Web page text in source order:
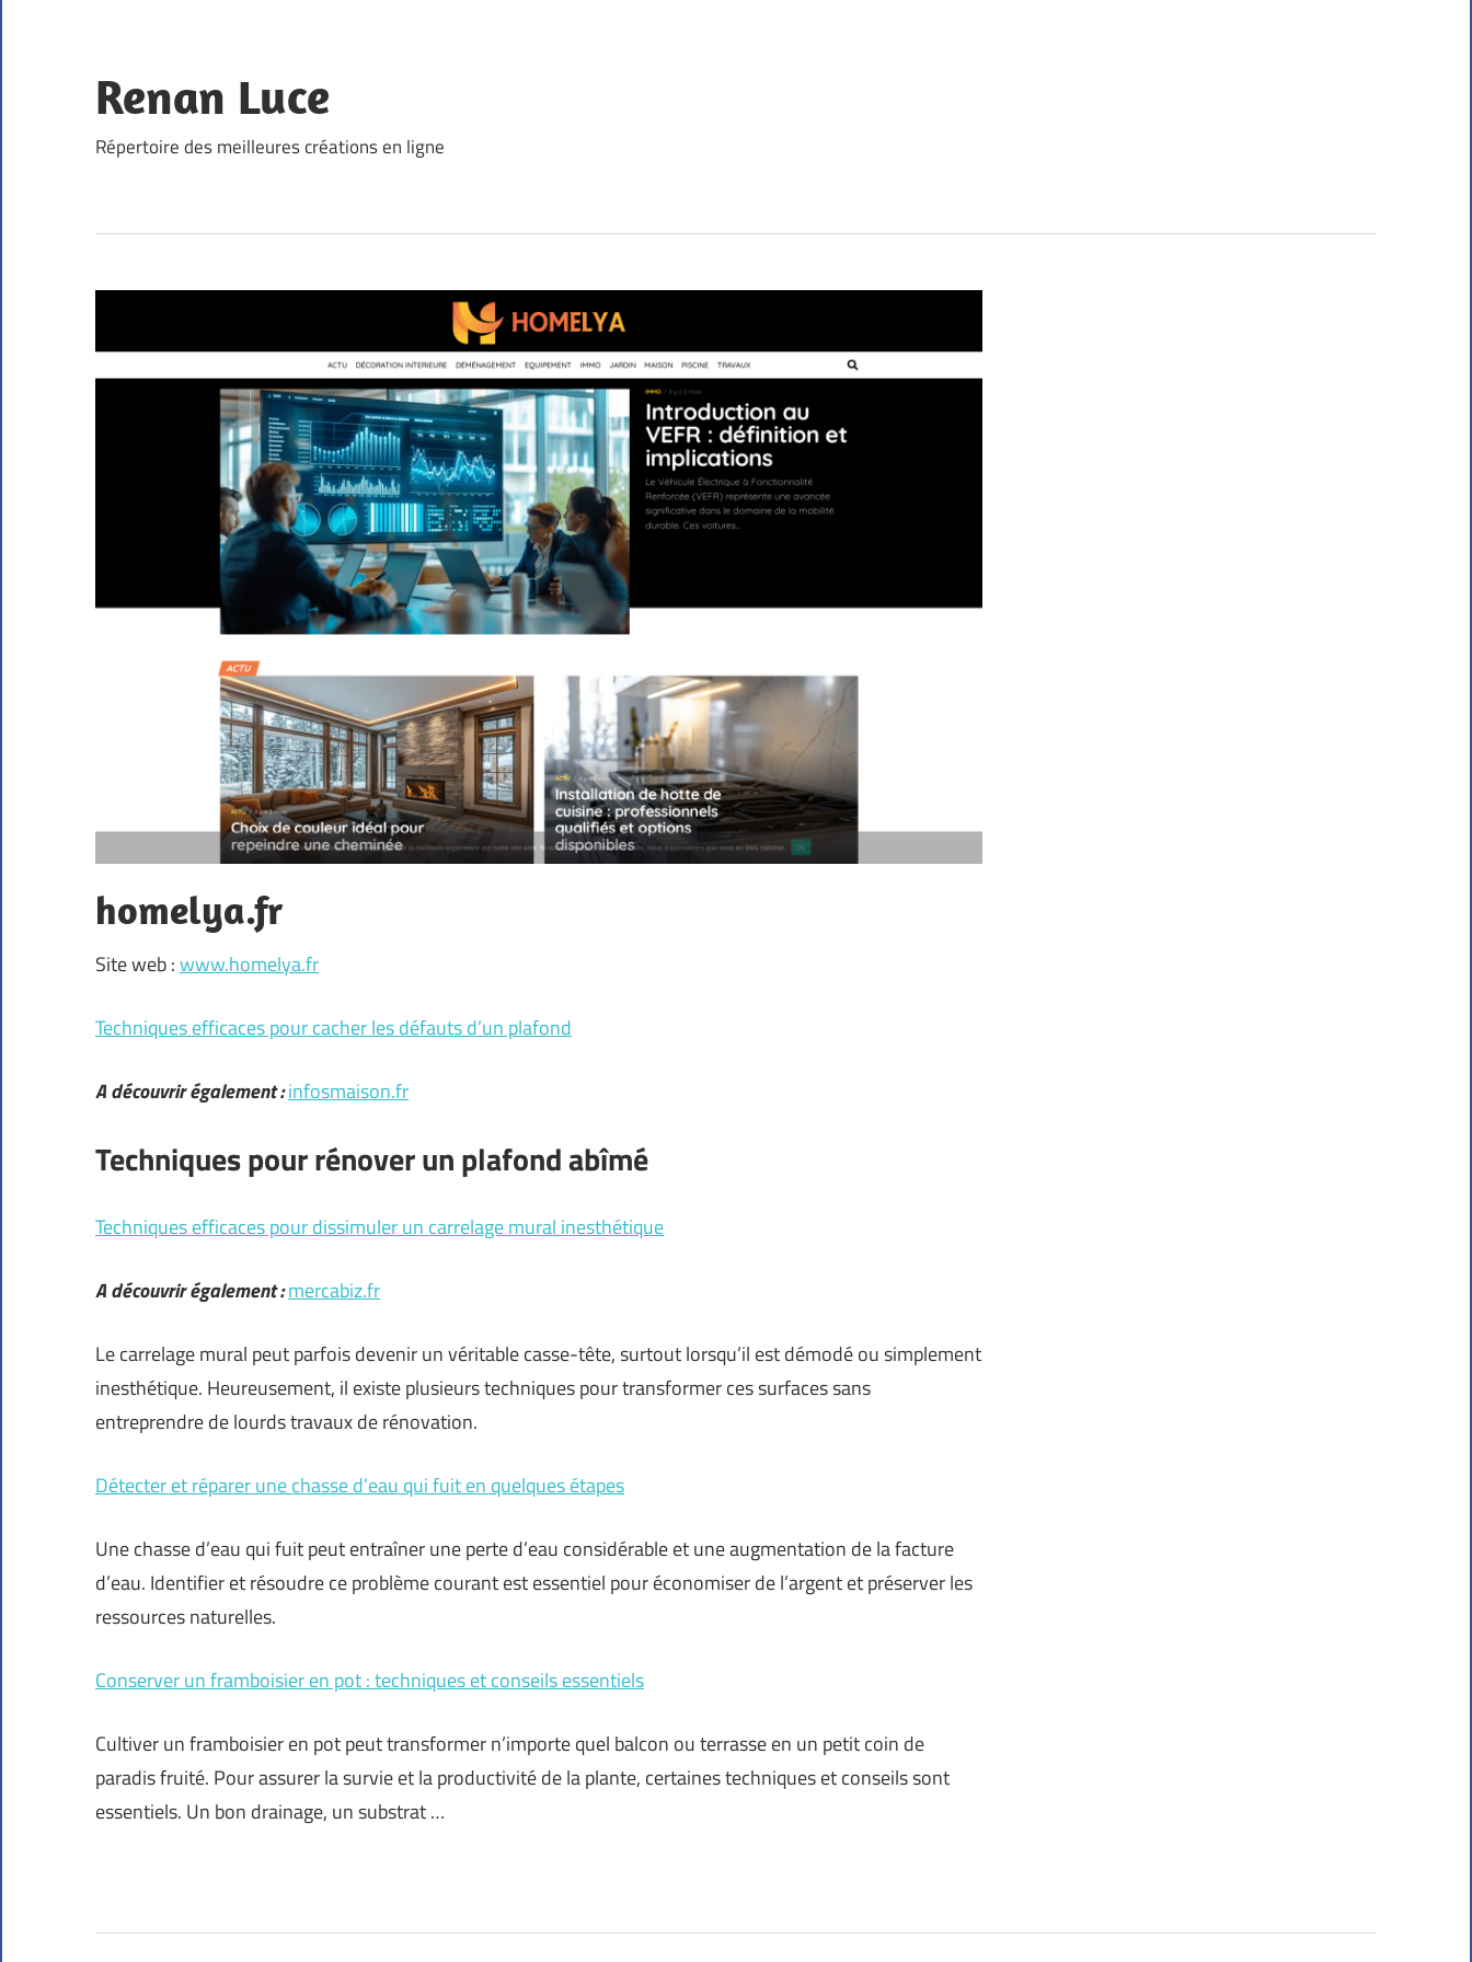
content
Renan Luce
Répertoire des meilleures créations en ligne
homelya.fr
Site web :www.homelya.fr
Techniques efficaces pour cacher les défauts d’un plafond
A découvrir également :infosmaison.fr
Techniques pour rénover un plafond abîmé
Techniques efficaces pour dissimuler un carrelage mural inesthétique
A découvrir également :mercabiz.fr
Le carrelage mural peut parfois devenir un véritable casse-tête, surtout lorsqu’il est démodé ou simplement
inesthétique. Heureusement, il existe plusieurs techniques pour transformer ces surfaces sans
entreprendre de lourds travaux de rénovation.
Détecter et réparer une chasse d’eau qui fuit en quelques étapes
Une chasse d’eau qui fuit peut entraîner une perte d’eau considérable et une augmentation de la facture
d’eau. Identifier et résoudre ce problème courant est essentiel pour économiser de l’argent et préserver les
ressources naturelles.
Conserver un framboisier en pot : techniques et conseils essentiels
Cultiver un framboisier en pot peut transformer n’importe quel balcon ou terrasse en un petit coin de
paradis fruité. Pour assurer la survie et la productivité de la plante, certaines techniques et conseils sont
essentiels. Un bon drainage, un substrat …